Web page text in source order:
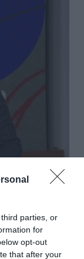
parties, or
for
opt-out
that after your
τα